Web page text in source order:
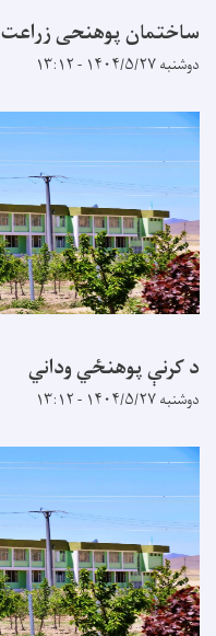
ساختمان پوهنحی زراعت
دوشنبه ۱۴۰۴/۵/۲۷ - ۱۳:۱۲
د کرنې پوهنځي وداني
دوشنبه ۱۴۰۴/۵/۲۷ - ۱۳:۱۲